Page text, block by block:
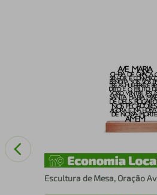
Escultura de Mesa, Oração